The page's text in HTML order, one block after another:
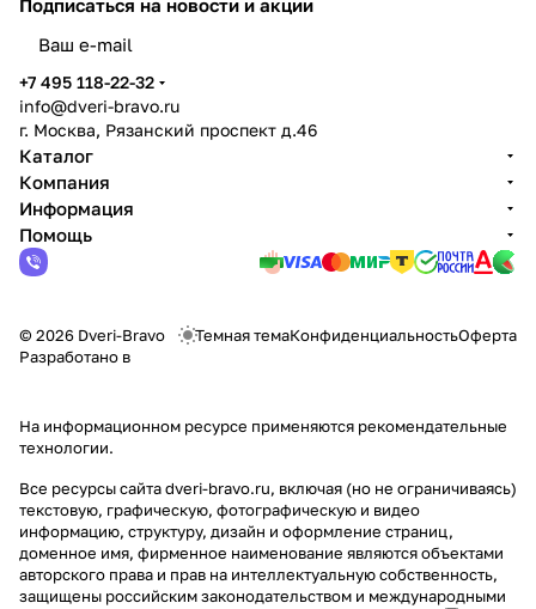
Подписаться на новости и акции
+7 495 118-22-32
info@dveri-bravo.ru
г. Москва, Рязанский проспект д.46
Каталог
Компания
Информация
Помощь
© 2026 Dveri-Bravo Темная темаКонфиденциальностьОферта
Разработано в
На информационном ресурсе применяются рекомендательные
технологии.
Все ресурсы сайта dveri-bravo.ru, включая (но не ограничиваясь)
текстовую, графическую, фотографическую и видео
информацию, структуру, дизайн и оформление страниц,
доменное имя, фирменное наименование являются объектами
авторского права и прав на интеллектуальную собственность,
защищены российским законодательством и международными